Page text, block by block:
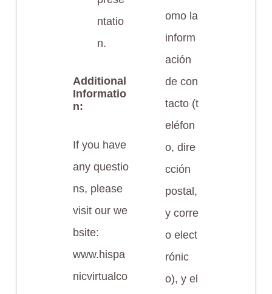
ntatio
n.
Additional
Informatio
n:
If you have
any questio
ns, please
visit our we
bsite:
www.hispa
nicvirtualco
omo la
inform
ación
de con
tacto (t
eléfon
o, dire
cción
postal,
y corre
o elect
rónic
o), y el